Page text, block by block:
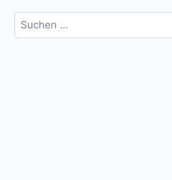
Suchen
nach: